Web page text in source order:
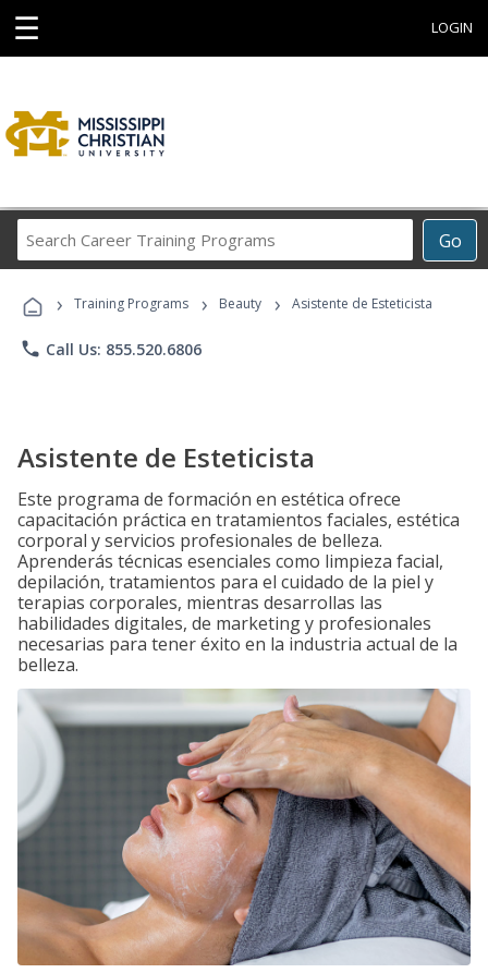
☰ LOGIN
Go
Career
Programs
› Training Programs › Beauty › Asistente de Esteticista
phone Call Us: 855.520.6806
Asistente de Esteticista
Este programa de formación en estética ofrece
capacitación práctica en tratamientos faciales, estética
corporal y servicios profesionales de belleza.
Aprenderás técnicas esenciales como limpieza facial,
depilación, tratamientos para el cuidado de la piel y
terapias corporales, mientras desarrollas las
habilidades digitales, de marketing y profesionales
necesarias para tener éxito en la industria actual de la
belleza.